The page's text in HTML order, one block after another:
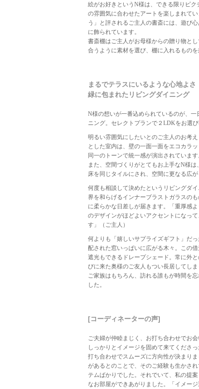
絵がお好きというN様は、できる限りピ
の雰囲気に合わせたアートを楽しまれて
う」と評されるご主人の書斎には、遊び
に飾られています。
書斎棚はご主人がお母様からの贈り物と
合うように素材を選び、棚に入れるものを
まるでテラスにいるような心地よさ
緑に包まれたリビングダイニング
N様の想いが一番込められているのが、
ニング。セレクトプランで２LDKをお選
明るい雰囲気にしたいとのご主人のお考
とした室内は、壁の一面一面をエコカラ
同一のトーンで統一感が演出されています
また、空間づくりがとてもお上手なN様は
床を同じタイルにされ、空間に更なる広が
何度も相談して決めたというリビングダ
界を和らげるインナーブラストガラスの
に柔らかな日差しが届きます。「重厚感
のデザインがほどよいアクセントになっ
す」（ご主人）
何よりも「嬉しいサプライズギフト」だ
配された窓いっぱいに広がる木々。この
遮光もできるドレープシェード。常に外
びに来た奥様のご友人もつい長居してしま
ご家族はもちろん、訪れる誰もが時間を
した。
[コーディネーターの声]
ご夫婦が仲睦まじく、お打ち合わせでお
しっかりとイメージを固めて来てくださ
打ち合わせでスムーズに方向性が決まり
があるとのことで、そのご経験も生かさ
テムばかりでした。それでいて、私の提
なお部屋ができあがりました。「イメー